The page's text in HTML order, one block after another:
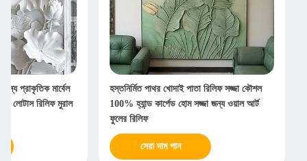
প্রাকৃতিক মার্বেল
লোটাস রিলিফ মুরাল
হস্তনির্মিত পাথর খোদাই পাতা রিলিফ সজ্জা কৌশল
100% হ্যান্ড কার্পেড হোম সজ্জা জন্য ওয়াল আর্ট
ফুলের রিলিফ
সেরা দাম পান